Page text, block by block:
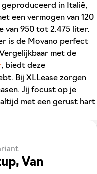
in Italië,
een vermogen van 120
van 950 tot 2.475 liter.
is de Movano perfect
met de
, biedt deze
Bij XLLease zorgen
Jij focust op je
met een gerust hart
Van